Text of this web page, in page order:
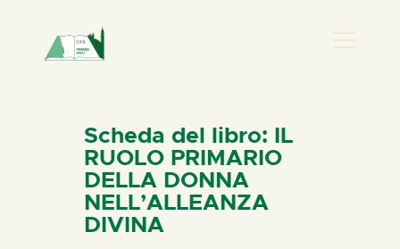
HOME
CHI SIAMO
NEWS
PERCORSI
BIBLIOTECA
Scheda del libro: IL
RUOLO PRIMARIO
DELLA DONNA
NELL’ALLEANZA
DIVINA